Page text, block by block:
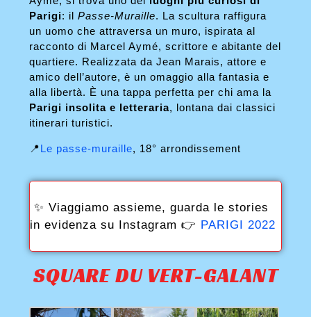
Parigi: ilPasse-Muraille. La scultura raffigura
un uomo che attraversa un muro, ispirata al
racconto di Marcel Aymé, scrittore e abitante del
quartiere. Realizzata da Jean Marais, attore e
amico dell’autore, è un omaggio alla fantasia e
alla libertà. È una tappa perfetta per chi ama la
Parigi insolita e letteraria, lontana dai classici
itinerari turistici.
📍Le passe-muraille, 18° arrondissement
✨ Viaggiamo assieme, guarda le stories
in evidenza su Instagram 👉 PARIGI 2022
SQUARE DU VERT-GALANT